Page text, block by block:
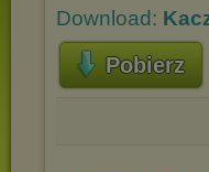
Download:
Pobierz